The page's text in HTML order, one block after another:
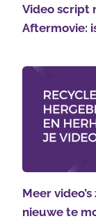
Video script
Aftermovie:
Meer
nieuwe te